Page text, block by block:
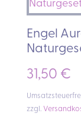
Engel
31,50 €
zzgl.